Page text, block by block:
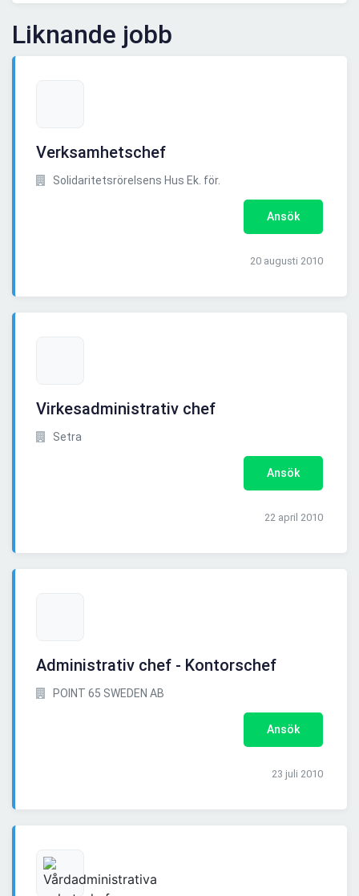
Liknande jobb
Verksamhetschef
Solidaritetsrörelsens Hus Ek. för.
Ansök
20 augusti 2010
Virkesadministrativ chef
Setra
Ansök
22 april 2010
Administrativ chef - Kontorschef
POINT 65 SWEDEN AB
Ansök
23 juli 2010